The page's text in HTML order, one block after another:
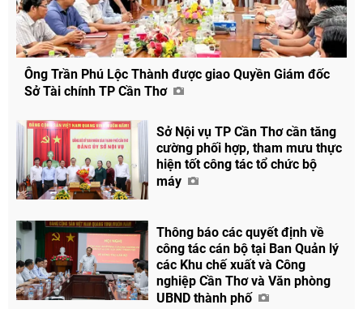
Ông Trần Phú Lộc Thành được giao Quyền Giám đốc
Sở Tài chính TP Cần Thơ
Sở Nội vụ TP Cần Thơ cần tăng
cường phối hợp, tham mưu thực
hiện tốt công tác tổ chức bộ
máy
Thông báo các quyết định về
công tác cán bộ tại Ban Quản lý
các Khu chế xuất và Công
nghiệp Cần Thơ và Văn phòng
UBND thành phố